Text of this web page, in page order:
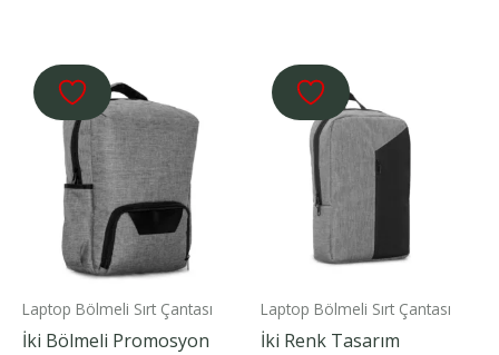
Laptop Bölmeli Sırt Çantası
İki Bölmeli Promosyon
Laptop Bölmeli Sırt Çantası
İki Renk Tasarım